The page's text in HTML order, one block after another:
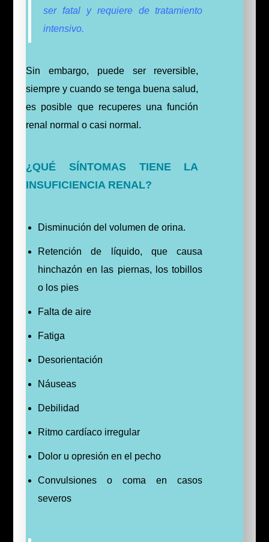
ser fatal y requiere de tratamiento
intensivo.
Sin embargo, puede ser reversible,
siempre y cuando se tenga buena salud,
es posible que recuperes una función
renal normal o casi normal.
¿QUÉ SÍNTOMAS TIENE LA
INSUFICIENCIA RENAL?
Disminución del volumen de orina.
Retención de líquido, que causa
hinchazón en las piernas, los tobillos
o los pies
Falta de aire
Fatiga
Desorientación
Náuseas
Debilidad
Ritmo cardíaco irregular
Dolor u opresión en el pecho
Convulsiones o coma en casos
severos